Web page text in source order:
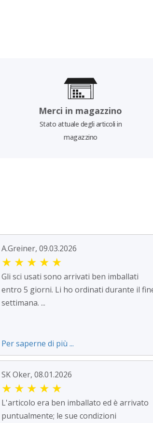
Merci in magazzino
Stato attuale degli articoli in
magazzino
A.Greiner, 09.03.2026
★ ★ ★ ★ ★
Gli sci usati sono arrivati ben imballati
entro 5 giorni. Li ho ordinati durante il
settimana. ...
Per saperne di più ...
SK Oker, 08.01.2026
★ ★ ★ ★ ★
L'articolo era ben imballato ed è arrivato
puntualmente; le sue condizioni